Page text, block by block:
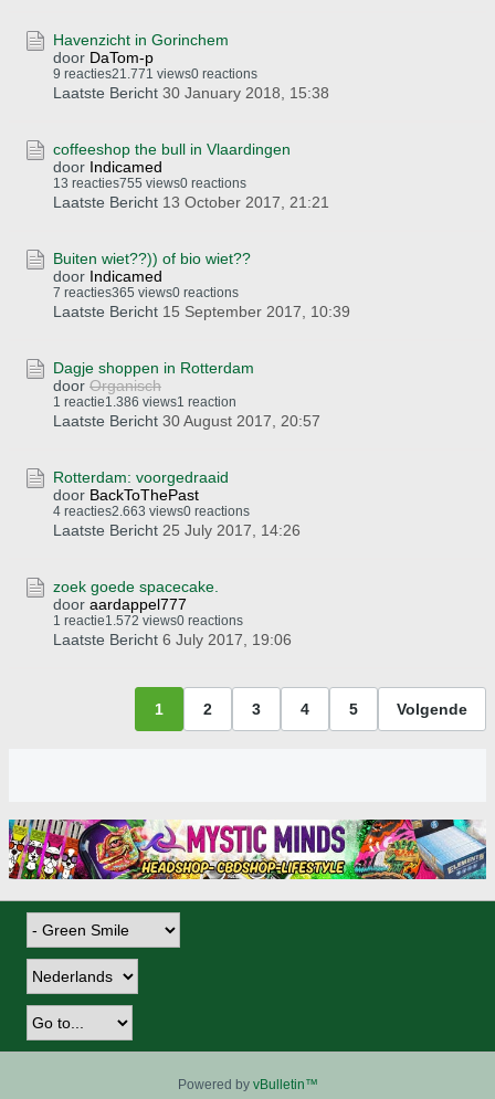
Havenzicht in Gorinchem
door DaTom-p
9 reacties21.771 views0 reactions
Laatste Bericht 30 January 2018, 15:38
coffeeshop the bull in Vlaardingen
door Indicamed
13 reacties755 views0 reactions
Laatste Bericht 13 October 2017, 21:21
Buiten wiet??)) of bio wiet??
door Indicamed
7 reacties365 views0 reactions
Laatste Bericht 15 September 2017, 10:39
Dagje shoppen in Rotterdam
door Organisch
1 reactie1.386 views1 reaction
Laatste Bericht 30 August 2017, 20:57
Rotterdam: voorgedraaid
door BackToThePast
4 reacties2.663 views0 reactions
Laatste Bericht 25 July 2017, 14:26
zoek goede spacecake.
door aardappel777
1 reactie1.572 views0 reactions
Laatste Bericht 6 July 2017, 19:06
1 2 3 4 5 Volgende
Powered by vBulletin™